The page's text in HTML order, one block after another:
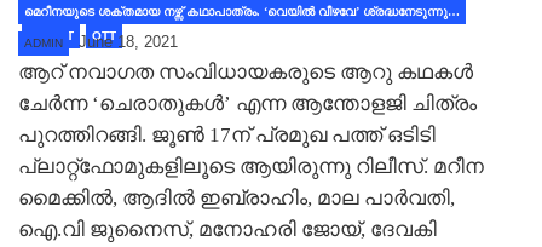
LATEST OTT
മെറീനയുടെ ശക്തമായ നഴ്സ്‌ കഥാപാത്രം. ‘വെയിൽ വീഴവേ’ ശ്രദ്ധനേടുന്നു…
ADMIN June 18, 2021
ആറ് നവാഗത സംവിധായകരുടെ ആറു കഥകൾ
ചേർന്ന ‘ചെരാതുകൾ’ എന്ന ആന്തോളജി ചിത്രം
പുറത്തിറങ്ങി. ജൂൺ 17ന് പ്രമുഖ പത്ത് ഒടിടി
പ്ലാറ്റ്ഫോമുകളിലൂടെ ആയിരുന്നു റിലീസ്. മറീന
മൈക്കിൽ, ആദിൽ ഇബ്രാഹിം, മാല പാർവതി,
ഐ.വി ജുനൈസ്, മനോഹരി ജോയ്, ദേവകി